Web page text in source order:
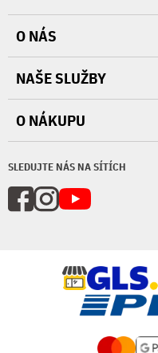
SLEDUJTE NÁS NA SÍTÍCH
O NÁS
NAŠE SLUŽBY
O NÁKUPU